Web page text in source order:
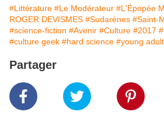
#Littérature #Le Modérateur #L'Épopée
ROGER DEVISMES #Sudarènes #Saint-
#science-fiction #Avenir #Culture #2017
#culture geek #hard science #young adult
Partager